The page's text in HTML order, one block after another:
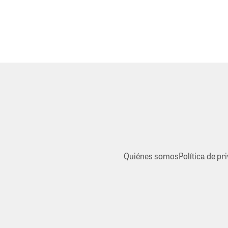
Quiénes somosPolítica de